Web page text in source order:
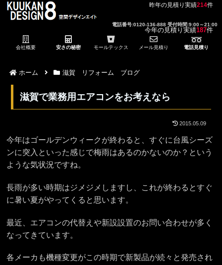
昨年の見積り実績214件
今年の見積り実績187件
電話番号:0120-136-888 受付時間:9:00～21:00
会社概要 安さの秘密 モールテックス メール見積り 電話見積り
ホーム 滋賀 リフォーム ブログ
滋賀で業務用エアコンをお考えなら
2015.05.09
今年はゴールデンウィークが終わると、すぐに台風シーズ
ンに突入といった感じで梅雨はあるのかないのか？という
ような気状況ですね。
長雨が多い時期はジメジメしますし、これが終わるとすぐ
に暑い夏がやってくると思います。
最近、エアコンの代替えや新設設置のお問い合わせが多く
なってきています。
各メーカも機種変更がこの時期で新製品が続々と発売され